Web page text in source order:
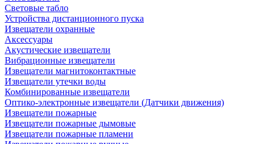
Световые табло
Устройства дистанционного пуска
Извещатели охранные
Аксессуары
Акустические извещатели
Вибрационные извещатели
Извещатели магнитоконтактные
Извещатели утечки воды
Комбинированные извещатели
Оптико-электронные извещатели (Датчики движения)
Извещатели пожарные
Извещатели пожарные дымовые
Извещатели пожарные пламени